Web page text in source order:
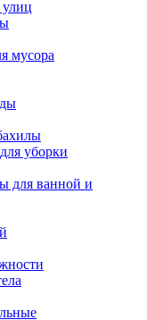
мусора
уборки
для ванной и